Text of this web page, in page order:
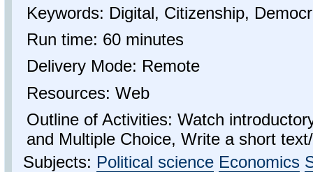
Keywords: Digital, Citizenship,
Run time: 60 minutes
Delivery Mode: Remote
Resources: Web
Outline of Activities: Watch
and Multiple Choice, Write a short
Subjects: Political science Economics